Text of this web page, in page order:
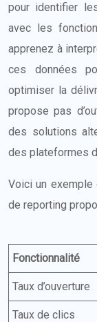
pour identifier
avec les
apprenez à
ces données
optimiser la
propose pas
des solutions
des plateformes
Voici un
de reporting
Fonctionnalité
Taux d’ouverture
Taux de clics